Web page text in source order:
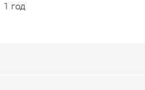
1 год